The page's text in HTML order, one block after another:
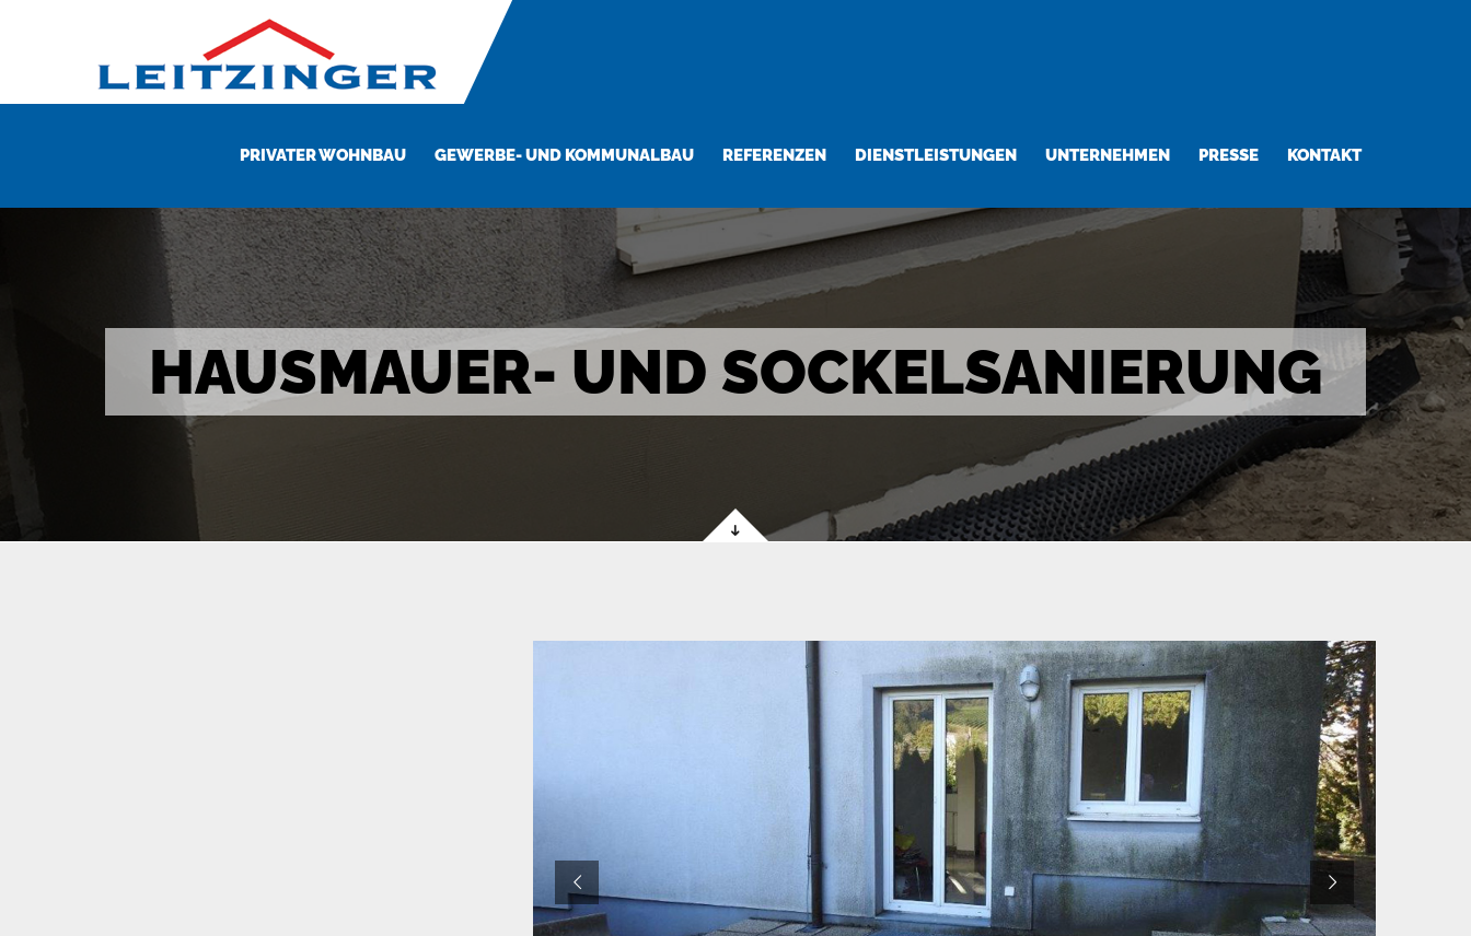
PRIVATER WOHNBAU GEWERBE- UND KOMMUNALBAU REFERENZEN DIENSTLEISTUNGEN UNTERNEHMEN PRESSE KONTAKT
HAUSMAUER- UND SOCKELSANIERUNG